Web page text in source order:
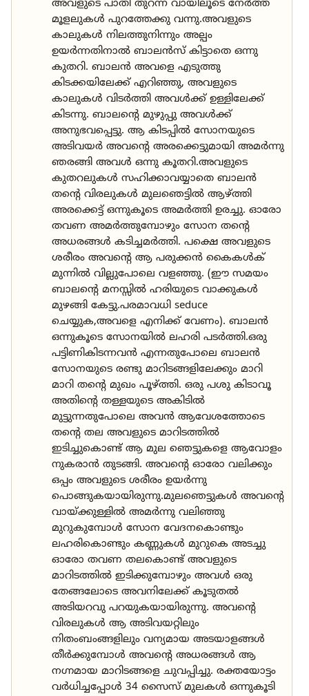
അവളുടെ പാതി തുറന്ന വായിലൂടെ നേർത്ത
മൂളലുകൾ പുറത്തേക്കു വന്നു.അവളുടെ
കാലുകൾ നിലത്തുനിന്നും അല്പം
ഉയർന്നതിനാൽ ബാലൻസ് കിട്ടാതെ ഒന്നു
കുതറി. ബാലൻ അവളെ എടുത്തു
കിടക്കയിലേക്ക് എറിഞ്ഞു, അവളുടെ
കാലുകൾ വിടർത്തി അവൾക്ക് ഉള്ളിലേക്ക്
കിടന്നു. ബാലന്റെ മുഴുപ്പു അവൾക്ക്
അനുഭവപ്പെട്ടു. ആ കിടപ്പിൽ സോനയുടെ
അടിവയർ അവന്റെ അരക്കെട്ടുമായി അമർന്നു
ഞരങ്ങി അവൾ ഒന്നു കൂതറി.അവളുടെ
കുതറലുകൾ സഹിക്കാവയ്യാതെ ബാലൻ
തന്റെ വിരലുകൾ മുലഞെട്ടിൽ ആഴ്ത്തി
അരക്കെട്ട് ഒന്നുകൂടെ അമർത്തി ഉരച്ചു. ഓരോ
തവണ അമർത്തുമ്പോഴും സോന തന്റെ
അധരങ്ങൾ കടിച്ചമർത്തി. പക്ഷെ അവളുടെ
ശരീരം അവന്റെ ആ പരുക്കൻ കൈകൾക്
മുന്നിൽ വില്ലുപോലെ വളഞ്ഞു. (ഈ സമയം
ബാലന്റെ മനസ്സിൽ ഹരിയുടെ വാക്കുകൾ
മുഴങ്ങി കേട്ടു.പരമാവധി seduce
ചെയ്യുക,അവളെ എനിക്ക് വേണം). ബാലൻ
ഒന്നുകൂടെ സോനയിൽ ലഹരി പടർത്തി.ഒരു
പട്ടിണികിടന്നവൻ എന്നതുപോലെ ബാലൻ
സോനയുടെ രണ്ടു മാറിടങ്ങളിലേക്കും മാറി
മാറി തന്റെ മുഖം പൂഴ്ത്തി. ഒരു പശു കിടാവൂ
അതിന്റെ തള്ളയുടെ അകിടിൽ
മുട്ടുന്നതുപോലെ അവൻ ആവേശത്തോടെ
തന്റെ തല അവളുടെ മാറിടത്തിൽ
ഇടിച്ചുകൊണ്ട് ആ മുല ഞെട്ടുകളെ ആവോളം
നുകരാൻ തുടങ്ങി. അവന്റെ ഓരോ വലിക്കും
ഒപ്പം അവളുടെ ശരീരം ഉയർന്നു
പൊങ്ങുകയായിരുന്നു.മുലഞെട്ടുകൾ അവന്റെ
വായ്ക്കുള്ളിൽ അമർന്നു വലിഞ്ഞു
മുറുകുമ്പോൾ സോന വേദനകൊണ്ടും
ലഹരികൊണ്ടും കണ്ണുകൾ മുറുകെ അടച്ചു
ഓരോ തവണ തലകൊണ്ട് അവളുടെ
മാറിടത്തിൽ ഇടിക്കുമ്പോഴും അവൾ ഒരു
തേങ്ങലോടെ അവനിലേക്ക് കൂടുതൽ
അടിയറവു പറയുകയായിരുന്നു. അവന്റെ
വിരലുകൾ ആ അടിവയറ്റിലും
നിതംബംങ്ങളിലും വന്യമായ അടയാളങ്ങൾ
തീർക്കുമ്പോൾ അവന്റെ അധരങ്ങൾ ആ
നഗ്നമായ മാറിടങ്ങളെ ചുവപ്പിച്ചു. രക്തയോട്ടം
വർധിച്ചപ്പോൾ 34 സൈസ് മുലകൾ ഒന്നുകൂടി